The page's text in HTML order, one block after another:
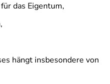
das Eigentum,
hängt insbesondere von